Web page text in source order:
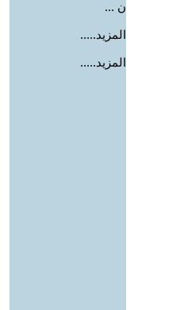
ن ...
المزيد.....
المزيد.....